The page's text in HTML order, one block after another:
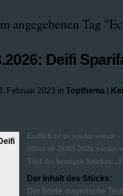
angegebenen Tag
Deifi
Februar 2023 in Topthema
Endlich ist es wieder soweit
öffnet ab 28.03.2026 wieder
Titel des heurigen Stückes:
Der Inhalt des Stücks:
Der fidele, bayerische